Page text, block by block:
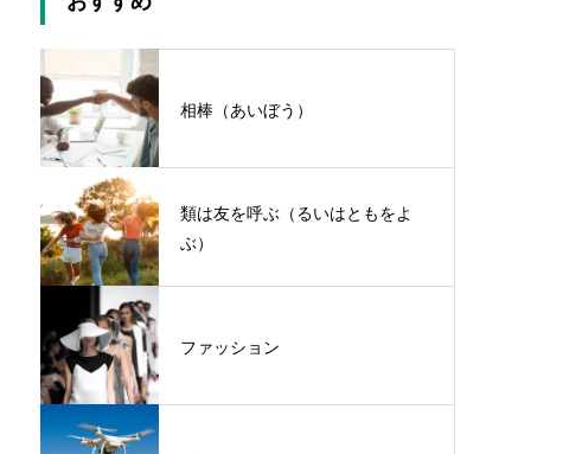
相棒（あいぼう）
類は友を呼ぶ（るいはともをよ
ぶ）
ファッション